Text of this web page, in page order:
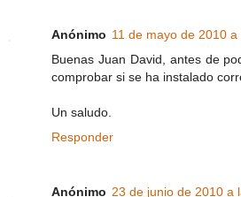
Anónimo 11 de mayo de 2010
Buenas Juan David, antes de
comprobar si se ha instalado
Un saludo.
Responder
Anónimo 23 de junio de 2010 a